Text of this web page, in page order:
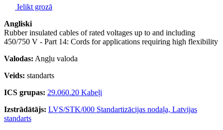
Ielikt grozā
Angliski
Rubber insulated cables of rated voltages up to and including
450/750 V - Part 14: Cords for applications requiring high flexibility
Valodas: Angļu valoda
Veids: standarts
ICS grupas: 29.060.20 Kabeļi
Izstrādātājs: LVS/STK/000 Standartizācijas nodaļa, Latvijas
standarts